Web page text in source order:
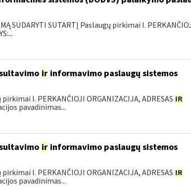
SUDARYTI SUTARTĮ Paslaugų pirkimai I.
irinformavimo paslaugų sistemos
I. PERKANČIOJI ORGANIZACIJA, ADRESAS IR
pavadinimas...
irinformavimo paslaugų sistemos
I. PERKANČIOJI ORGANIZACIJA, ADRESAS IR
pavadinimas...